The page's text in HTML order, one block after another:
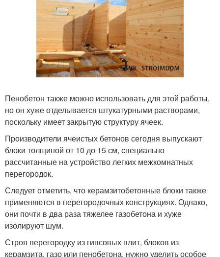
Пенобетон также можно использовать для этой работы,
но он хуже отделывается штукатурными растворами,
поскольку имеет закрытую структуру ячеек.
Производители ячеистых бетонов сегодня выпускают
блоки толщиной от 10 до 15 см, специально
рассчитанные на устройство легких межкомнатных
перегородок.
Следует отметить, что керамзитобетонные блоки также
применяются в перегородочных конструкциях. Однако,
они почти в два раза тяжелее газобетона и хуже
изолируют шум.
Строя перегородку из гипсовых плит, блоков из
керамзита, газо или пенобетона, нужно уделить особое